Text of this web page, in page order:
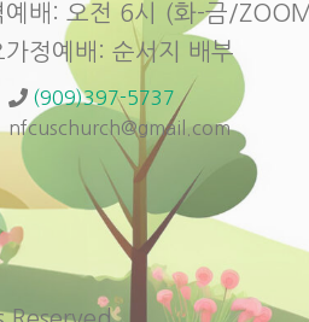
예배: 오전 6시 (화-금/
가정예배: 순서지 배부
(909)397-5737
nfcuschurch@gmail.com